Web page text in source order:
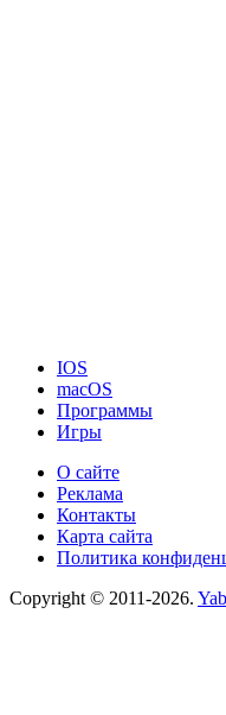
IOS
macOS
Программы
Игры
О сайте
Реклама
Контакты
Карта сайта
Политика
Copyright © 2011-2026.